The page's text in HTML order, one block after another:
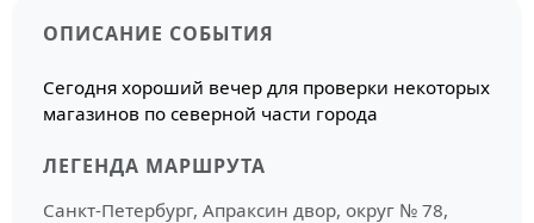
ОПИСАНИЕ СОБЫТИЯ
Сегодня хороший вечер для проверки некоторых
магазинов по северной части города
ЛЕГЕНДА МАРШРУТА
Санкт-Петербург, Апраксин двор, округ № 78,